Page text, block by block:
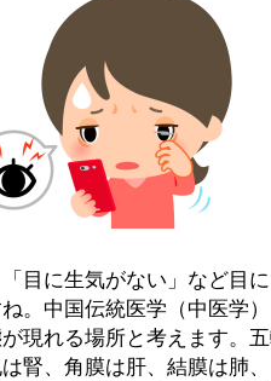
目に生気がない」など目
。中国伝統医学（中医学
現れる場所と考えます。
腎、角膜は肝、結膜は肺